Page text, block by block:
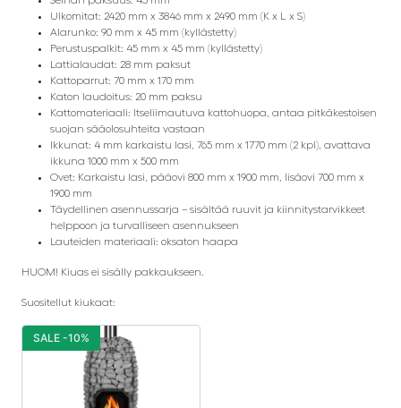
Ulkomitat: 2420 mm x 3846 mm x 2490 mm (K x L x S)
Alarunko: 90 mm x 45 mm (kyllästetty)
Perustuspalkit: 45 mm x 45 mm (kyllästetty)
Lattialaudat: 28 mm paksut
Kattoparrut: 70 mm x 170 mm
Katon laudoitus: 20 mm paksu
Kattomateriaali: Itseliimautuva kattohuopa, antaa pitkäkestoisen
suojan sääolosuhteita vastaan
Ikkunat: 4 mm karkaistu lasi, 765 mm x 1770 mm (2 kpl), avattava
ikkuna 1000 mm x 500 mm
Ovet: Karkaistu lasi, pääovi 800 mm x 1900 mm, lisäovi 700 mm x
1900 mm
Täydellinen asennussarja – sisältää ruuvit ja kiinnitystarvikkeet
helppoon ja turvalliseen asennukseen
Lauteiden materiaali: oksaton haapa
HUOM! Kiuas ei sisälly pakkaukseen.
Suositellut kiukaat:
SALE -10%